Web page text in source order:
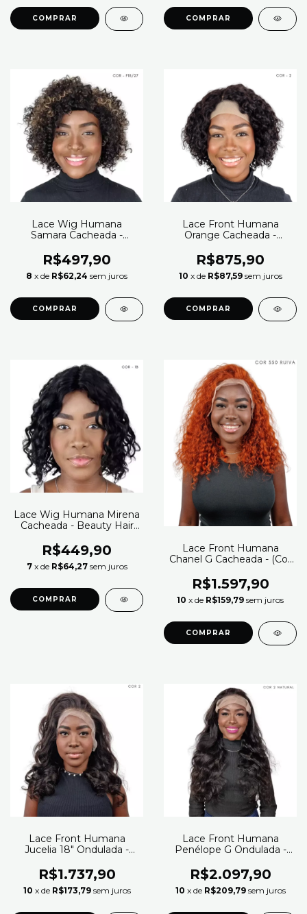
COMPRAR
Lace Wig Humana
Samara Cacheada -
R$497,90
8 x de R$62,24 sem juros
COMPRAR
Lace Front Humana
Orange Cacheada -
R$875,90
10 x de R$87,59 sem juros
Lace Wig Humana Mirena
Cacheada - Beauty Hair
R$449,90
7 x de R$64,27 sem juros
Lace Front Humana
Chanel G Cacheada - (Cor
R$1.597,90
10 x de R$159,79 sem juros
Lace Front Humana
Jucelia 18" Ondulada -
R$1.737,90
10 x de R$173,79 sem juros
Lace Front Humana
Penélope G Ondulada -
R$2.097,90
10 x de R$209,79 sem juros